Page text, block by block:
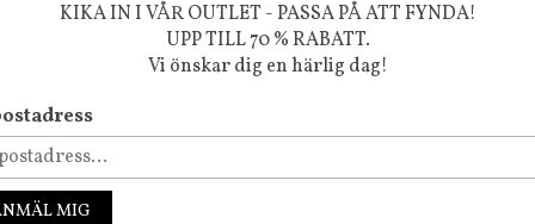
FÖLJ OSS PÅ INSTAGRAM @JBHOME
KIKA IN I VÅR OUTLET - PASSA PÅ ATT FYNDA!
UPP TILL 70 % RABATT.
Vi önskar dig en härlig dag!
MIG